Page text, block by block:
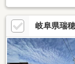
黄色い看板・黄色い
濃善不動産です！岐
土地探しも住まい探
■売買保有物件1000
岐阜県瑞